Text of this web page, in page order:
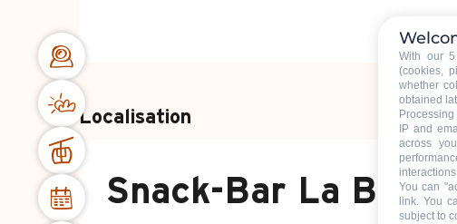
Localisation
Snack-Bar La
With our 5
(cookies,
whether
obtained
IP and
across
You can
link . You
subject to